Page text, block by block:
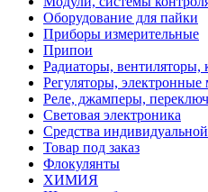
Оборудование для пайки
Приборы измерительные
Припои
Радиаторы, вентиляторы,
Регуляторы,
Реле, джамперы,
Световая электроника
Средства
Товар под заказ
Флокулянты
ХИМИЯ